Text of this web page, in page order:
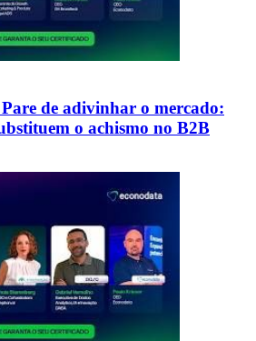
de adivinhar o mercado:
o achismo no B2B